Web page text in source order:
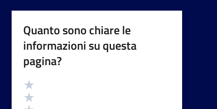
Quanto sono chiare le
informazioni su questa
pagina?
Valutazione